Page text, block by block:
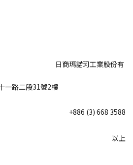
所
珂工業股份有
一路二段31號2樓
番号
668 3588
以上